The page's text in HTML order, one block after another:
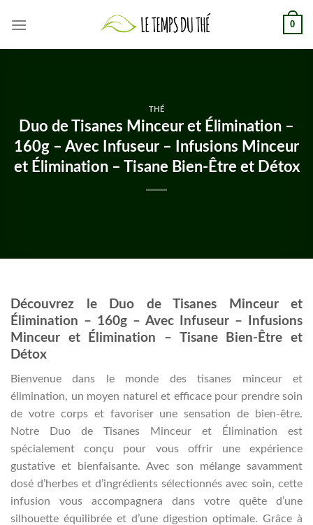
0
THÉ
Duo de Tisanes Minceur et Élimination –
160g – Avec Infuseur – Infusions Minceur
et Élimination – Tisane Bien-Être et Détox
Découvrez le Duo de Tisanes Minceur et
Élimination – 160g – Avec Infuseur – Infusions
Minceur et Élimination – Tisane Bien-Être et
Détox
Bienvenue dans le monde des tisanes minceur et
élimination, un moyen naturel et efficace pour prendre soin
de votre corps et favoriser une sensation de bien-être.
Notre Duo de Tisanes Minceur et Élimination est
spécialement conçu pour vous offrir une expérience
gustative et bienfaisante. Avec son mélange savamment
dosé d’herbes et d’ingrédients sélectionnés avec soin, cette
infusion vous accompagnera dans votre quête d’une
silhouette équilibrée et d’une digestion optimale. Grâce à